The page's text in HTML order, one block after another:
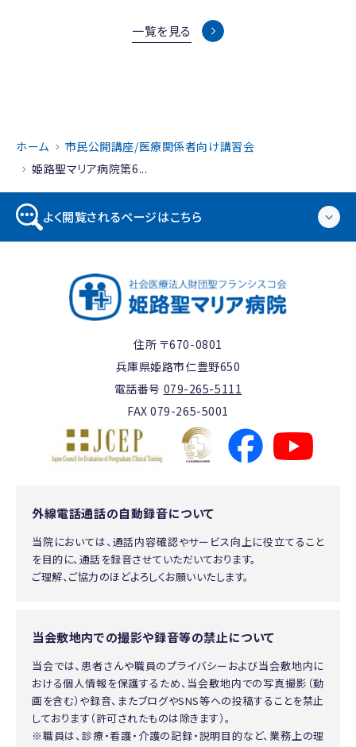
一覧を見る
ホーム
市民公開講座/医療関係者向け講習会
姫路聖マリア病院第6...
よく閲覧されるページはこちら
住所 〒670-0801
兵庫県姫路市仁豊野650
電話番号 079-265-5111
FAX 079-265-5001
外線電話通話の自動録音について
当院においては、通話内容確認やサービス向上に役立てること
を目的に、通話を録音させていただいております。
ご理解、ご協力のほどよろしくお願いいたします。
当会敷地内での撮影や録音等の禁止について
当会では、患者さんや職員のプライバシーおよび当会敷地内に
おける個人情報を保護するため、当会敷地内での写真撮影（動
画を含む）や録音、またブログやSNS等への投稿することを禁止
しております（許可されたものは除きます）。
※職員は、診療・看護・介護の記録・説明目的など、業務上の理